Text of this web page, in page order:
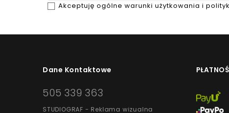
Akceptuję ogólne warunki użytkowania i
Dane Kontaktowe
505 339 363
STUDIOGRAF - Reklama wizualna